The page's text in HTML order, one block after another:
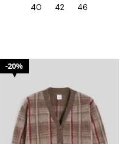
40 42 46
20%